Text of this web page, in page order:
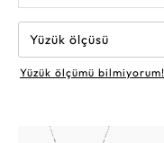
Yüzük ölçüsü
Yüzük ölçümü bilmiyorum!